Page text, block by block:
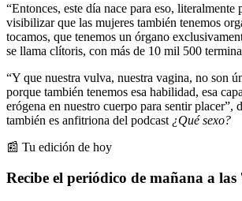
“Entonces, este día nace para eso, literalmente
visibilizar que las mujeres también tenemos
tocamos, que tenemos un órgano
se llama clítoris, con más de 10 mil 500
“Y que nuestra vulva, nuestra vagina, no son
porque también tenemos esa habilidad, esa
erógena en nuestro cuerpo para sentir placer”,
también es anfitriona del podcast ¿Qué sexo?
📰 Tu edición de hoy
Recibe el periódico de mañana a las